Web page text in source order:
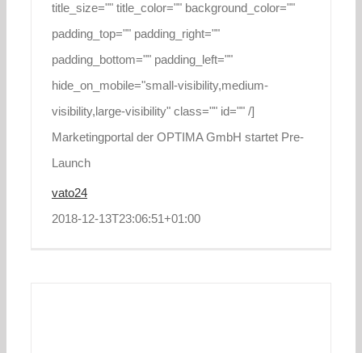
title_size="" title_color="" background_color=""
padding_top="" padding_right=""
padding_bottom="" padding_left=""
hide_on_mobile="small-visibility,medium-
visibility,large-visibility" class="" id="" /]
Marketingportal der OPTIMA GmbH startet Pre-
Launch
vato24
2018-12-13T23:06:51+01:00